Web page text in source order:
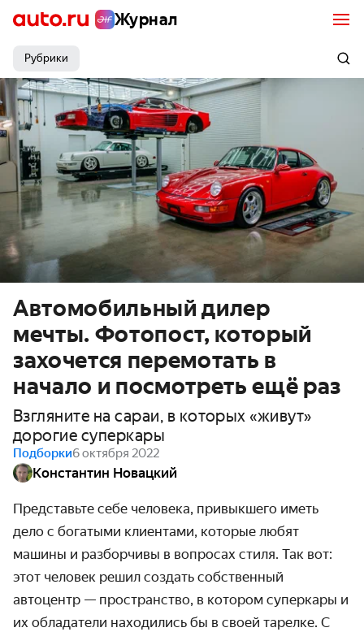
Журнал
Рубрики
Автомобильный дилер
мечты. Фотопост, который
захочется перемотать в
начало и посмотреть ещё раз
Взгляните на сараи, в которых «живут»
дорогие суперкары
Подборки6 октября 2022
Константин Новацкий
Представьте себе человека, привыкшего иметь
дело с богатыми клиентами, которые любят
машины и разборчивы в вопросах стиля. Так вот:
этот человек решил создать собственный
автоцентр — пространство, в котором суперкары и
их обладатели находились бы в своей тарелке. С